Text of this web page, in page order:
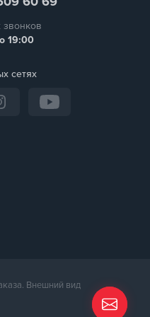
19:00
сетях
Внешний вид